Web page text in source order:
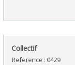
‎Collectif‎
Reference : 0429